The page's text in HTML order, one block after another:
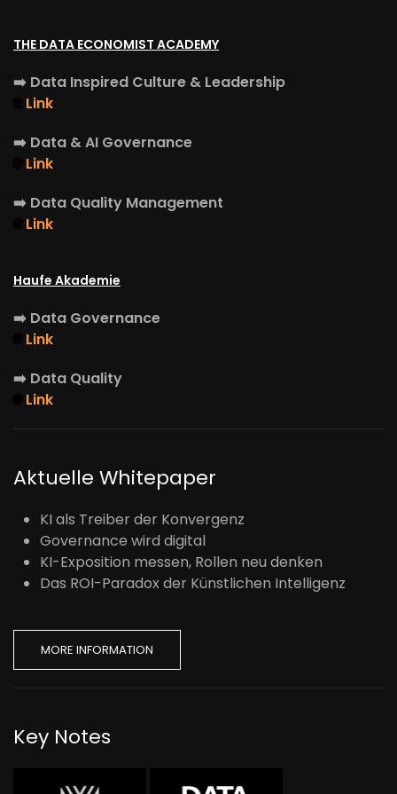
THE DATA ECONOMIST ACADEMY
➡️ Data Inspired Culture & Leadership
Link
➡️ Data & AI Governance
Link
➡️ Data Quality Management
Link
Haufe Akademie
➡️ Data Governance
Link
➡️ Data Quality
Link
Aktuelle Whitepaper
KI als Treiber der Konvergenz
Governance wird digital
KI-Exposition messen, Rollen neu denken
Das ROI-Paradox der Künstlichen Intelligenz
MORE INFORMATION
Key Notes